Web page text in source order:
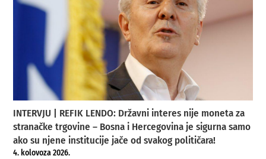
INTERVJU | REFIK LENDO: Državni interes nije moneta za
stranačke trgovine – Bosna i Hercegovina je sigurna samo
ako su njene institucije jače od svakog političara!
4. kolovoza 2026.